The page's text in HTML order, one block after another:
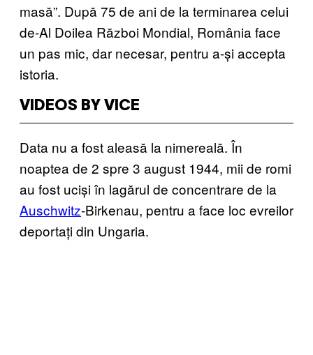
masă”. După 75 de ani de la terminarea celui
de-Al Doilea Război Mondial, România face
un pas mic, dar necesar, pentru a-și accepta
istoria.
VIDEOS BY VICE
Data nu a fost aleasă la nimereală. În
noaptea de 2 spre 3 august 1944, mii de romi
au fost uciși în lagărul de concentrare de la
Auschwitz-Birkenau, pentru a face loc evreilor
deportați din Ungaria.